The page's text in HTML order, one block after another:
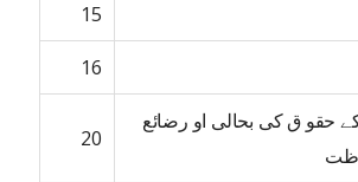
15
16
حقو ق کی بحالی او رضائع
20